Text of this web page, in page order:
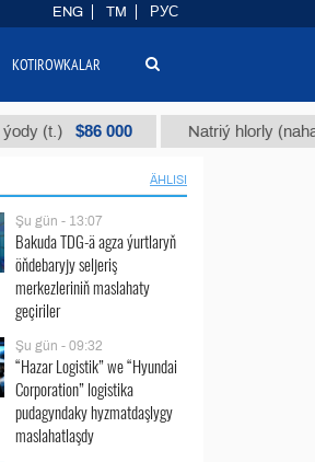
$86 000 Natriý hlorly (nahar duzy)
ÄHLISI
Şu gün - 13:07
Bakuda TDG-ä agza ýurtlaryň
öňdebaryjy seljeriş
merkezleriniň maslahaty
geçiriler
Şu gün - 09:32
“Hazar Logistik” we “Hyundai
Corporation” logistika
pudagyndaky hyzmatdaşlygy
maslahatlaşdy
ENG TM РУС
KOTIROWKALAR